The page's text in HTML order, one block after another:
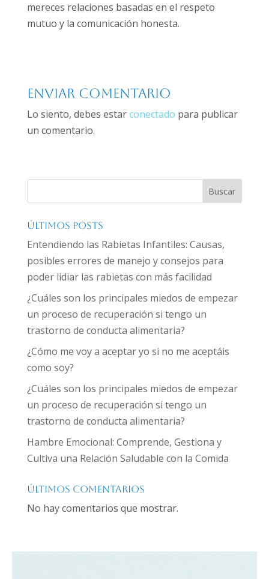
mereces relaciones basadas en el respeto
mutuo y la comunicación honesta.
Enviar comentario
Lo siento, debes estarconectado para publicar
un comentario.
Buscar
Últimos Posts
Entendiendo las Rabietas Infantiles: Causas,
posibles errores de manejo y consejos para
poder lidiar las rabietas con más facilidad
¿Cuáles son los principales miedos de empezar
un proceso de recuperación si tengo un
trastorno de conducta alimentaria?
¿Cómo me voy a aceptar yo si no me aceptáis
como soy?
¿Cuáles son los principales miedos de empezar
un proceso de recuperación si tengo un
trastorno de conducta alimentaria?
Hambre Emocional: Comprende, Gestiona y
Cultiva una Relación Saludable con la Comida
Últimos comentarios
No hay comentarios que mostrar.